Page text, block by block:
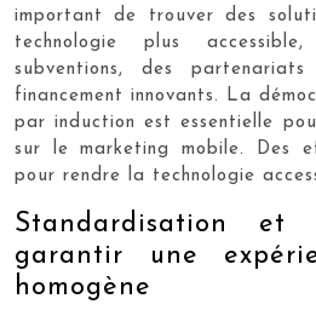
important de trouver des
technologie plus
subventions, des
financement innovants. La
par induction est essentielle
sur le marketing mobile. Des
pour rendre la technologie
Standardisation et
garantir une
homogène